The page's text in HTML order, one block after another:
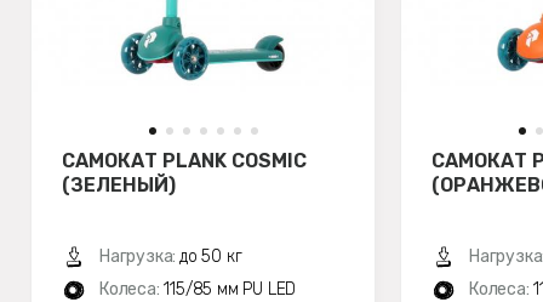
САМОКАТ PLANK COSMIC
(ЗЕЛЕНЫЙ)
Нагрузка: до 50 кг
Колеса: 115/85 мм PU LED
САМОКАТ
Колеса: